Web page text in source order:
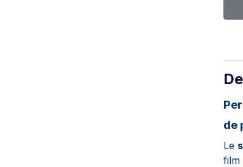
de
Le
film